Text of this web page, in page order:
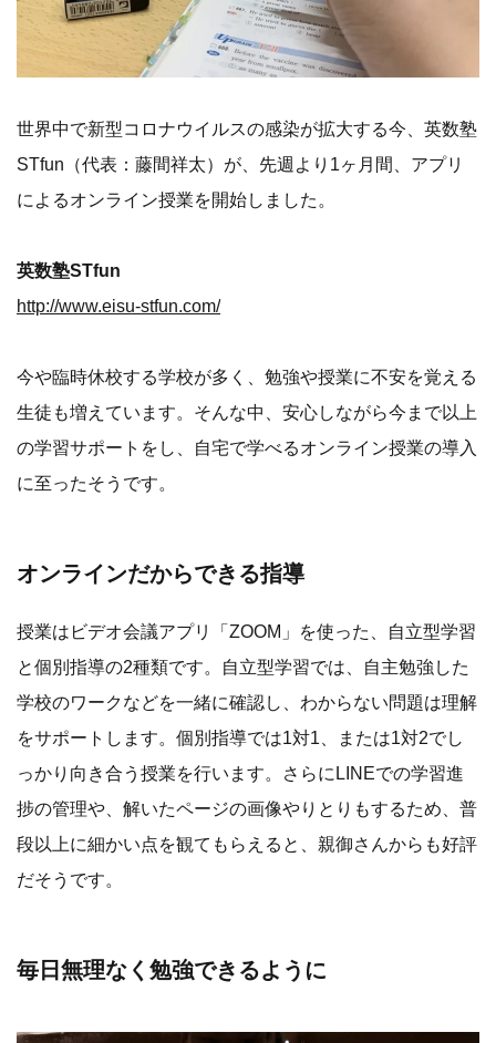
世界中で新型コロナウイルスの感染が拡大する今、英数塾
STfun（代表：藤間祥太）が、先週より1ヶ月間、アプリ
によるオンライン授業を開始しました。
英数塾STfun
http://www.eisu-stfun.com/
今や臨時休校する学校が多く、勉強や授業に不安を覚える
生徒も増えています。そんな中、安心しながら今まで以上
の学習サポートをし、自宅で学べるオンライン授業の導入
に至ったそうです。
オンラインだからできる指導
授業はビデオ会議アプリ「ZOOM」を使った、自立型学習
と個別指導の2種類です。自立型学習では、自主勉強した
学校のワークなどを一緒に確認し、わからない問題は理解
をサポートします。個別指導では1対1、または1対2でし
っかり向き合う授業を行います。さらにLINEでの学習進
捗の管理や、解いたページの画像やりとりもするため、普
段以上に細かい点を観てもらえると、親御さんからも好評
だそうです。
毎日無理なく勉強できるように